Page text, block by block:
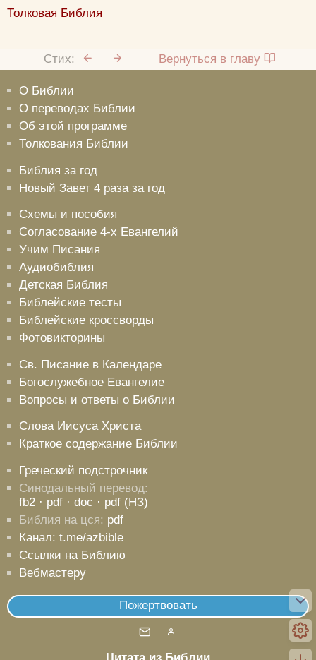
Толковая Библия
Стих: Вернуться в главу
О Библии
О переводах Библии
Об этой программе
Толкования Библии
Библия за год
Новый Завет 4 раза за год
Схемы и пособия
Согласование 4-х Евангелий
Учим Писания
Аудиобиблия
Детская Библия
Библейские тесты
Библейские кроссворды
Фотовикторины
Св. Писание в Календаре
Богослужебное Евангелие
Вопросы и ответы о Библии
Слова Иисуса Христа
Краткое содержание Библии
Греческий подстрочник
Синодальный перевод:
fb2 · pdf · doc · pdf (НЗ)
Библия на цся: pdf
Канал: t.me/azbible
Ссылки на Библию
Вебмастеру
Пожертвовать